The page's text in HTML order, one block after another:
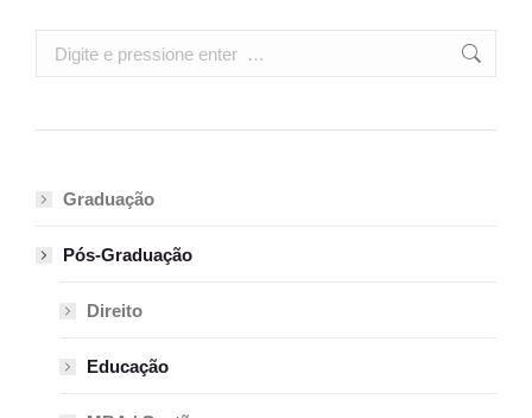
Search:
Graduação
Pós-Graduação
Direito
Educação